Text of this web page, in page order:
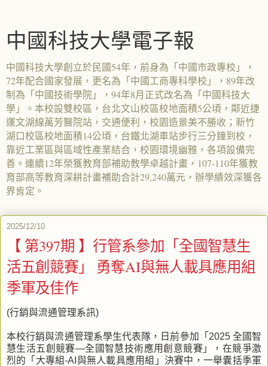
中國科技大學電子報
中國科技大學創立於民國54年，前身為「中國市政專校」，
72年配合國家發展，更名為「中國工商專科學校」，89年改
制為「中國技術學院」，94年8月正式改名為「中國科技大
學」。本校設雙校區，台北文山校區校地面積5公頃，鄰近捷
運文湖線萬芳醫院站，交通便利，校園造景美不勝收；新竹
湖口校區校地面積14公頃，台鐵北湖車站步行三分鐘到校，
靠近工業區與區域性產業結合，校園環境幽雅，各項設備完
善。連續12年榮獲教育部補助教學卓越計畫，107-110年獲教
育部高等教育深耕計畫補助合計29,240萬元，辦學績效深獲各
界肯定。
2025/12/10
【 第397期 】行管系參加「全國智慧生
活五創競賽」 勇奪AI與無人載具應用組
季軍及佳作
(行銷與流通管理系訊)
本校行銷與流通管理系學生代表隊，日前參加「2025 全國智
慧生活五創競賽—全國智慧技術應用創意競賽」，在競爭激
烈的「大專組-AI與無人載具應用組」決賽中，一舉囊括季軍